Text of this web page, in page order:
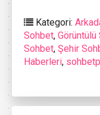
Kategori:
Sohbet, Görüntülü
Sohbet, Şehir
Haberleri,